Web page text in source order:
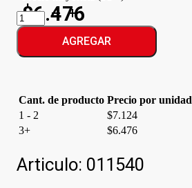
$6.476
BONoBON
ALF.SIMP
40G
cantidad
AGREGAR
Cant. de producto Precio por unidad
1 - 2
$7.124
3+
$6.476
Articulo: 011540